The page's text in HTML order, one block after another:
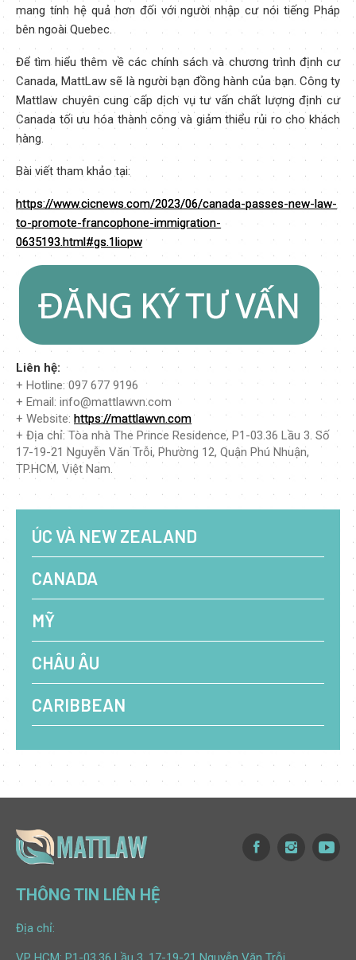
mang tính hệ quả hơn đối với người nhập cư nói tiếng Pháp
bên ngoài Quebec.
Để tìm hiểu thêm về các chính sách và chương trình định cư
Canada, MattLaw sẽ là người bạn đồng hành của bạn. Công ty
Mattlaw chuyên cung cấp dịch vụ tư vấn chất lượng định cư
Canada tối ưu hóa thành công và giảm thiểu rủi ro cho khách
hàng.
Bài viết tham khảo tại:
https://www.cicnews.com/2023/06/canada-passes-new-law-
to-promote-francophone-immigration-
0635193.html#gs.1liopw
Liên hệ:
+ Hotline: 097 677 9196
+ Email: info@mattlawvn.com
+ Website: https://mattlawvn.com
+ Địa chỉ: Tòa nhà The Prince Residence, P1-03.36 Lầu 3. Số
17-19-21 Nguyễn Văn Trỗi, Phường 12, Quận Phú Nhuận,
TP.HCM, Việt Nam.
ÚC VÀ NEW ZEALAND
CANADA
MỸ
CHÂU ÂU
CARIBBEAN
THÔNG TIN LIÊN HỆ
Địa chỉ: